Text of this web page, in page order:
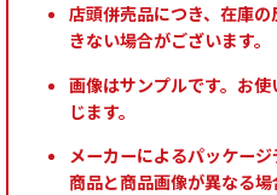
店頭併売品につき、在庫
きない場合がございます。
画像はサンプルです。お
じます。
メーカーによるパッケー
商品と商品画像が異なる場